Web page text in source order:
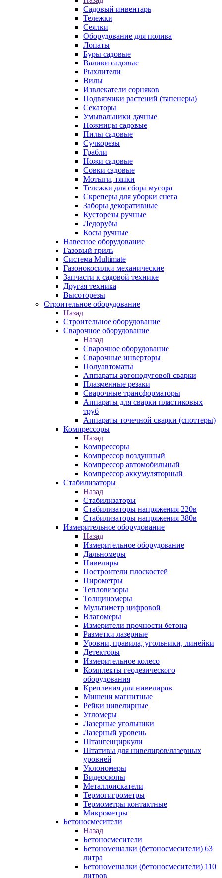
Садовый инвентарь
Тележки
Сеялки
Оборудование для полива
Лопаты
Буры садовые
Валики садовые
Рыхлители
Вилы
Извлекатели сорняков
Подвязчики растений (тапенеры)
Секаторы
Умывальники дачные
Ножницы садовые
Пилы садовые
Сучкорезы
Грабли
Ножи садовые
Совки садовые
Мотыги, тяпки
Тележки для сбора мусора
Скреперы для уборки снега
Заборы декоративные
Кусторезы ручные
Ледорубы
Косы ручные
Навесное оборудование
Газовый гриль
Система Multimate
Газонокосилки механические
Запчасти к садовой технике
Другая техника
Высоторезы
Строительное оборудование
Назад
Строительное оборудование
Сварочное оборудование
Назад
Сварочное оборудование
Сварочные инверторы
Полуавтоматы
Аппараты аргонодуговой сварки
Плазменные резаки
Сварочные трансформаторы
Аппараты для сварки пластиковых
труб
Аппараты точечной сварки (споттеры)
Компрессоры
Назад
Компрессоры
Компрессор воздушный
Компрессор автомобильный
Компрессор аккумуляторный
Стабилизаторы
Назад
Стабилизаторы
Стабилизаторы напряжения 220в
Стабилизаторы напряжения 380в
Измерительное оборудование
Назад
Измерительное оборудование
Дальномеры
Нивелиры
Построители плоскостей
Пирометры
Тепловизоры
Толщиномеры
Мультиметр цифровой
Влагомеры
Измерители прочности бетона
Разметки лазерные
Уровни, правила, угольники, линейки
Детекторы
Измерительное колесо
Комплекты геодезического
оборудования
Крепления для нивелиров
Мишени магнитные
Рейки нивелирные
Угломеры
Лазерные угольники
Лазерный уровень
Штангенциркули
Штативы для нивелиров/лазерных
уровней
Уклономеры
Видеоскопы
Металлоискатели
Термогигрометры
Термометры контактные
Микрометры
Бетоносмесители
Назад
Бетоносмесители
Бетономешалки (бетоносмесители) 63
литра
Бетономешалки (бетоносмесители) 110
литров